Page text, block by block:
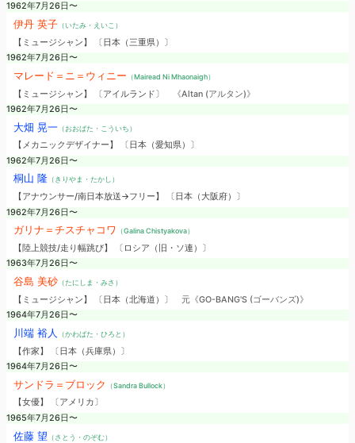
1962年7月26日〜
伊丹 英子（いたみ・えいこ）
【ミュージシャン】 〔日本（三重県）〕
1962年7月26日〜
マレード＝ニ＝ウィニー （Mairead Ni Mhaonaigh）
【ミュージシャン】 〔アイルランド〕
《Altan (アルタン)》
1962年7月26日〜
大畑 晃一（おおばた・こういち）
【メカニックデザイナー】 〔日本（愛知県）〕
1962年7月26日〜
桐山 隆（きりやま・たかし）
【アナウンサー/南日本放送→フリー】 〔日本（大阪府）〕
1962年7月26日〜
ガリナ＝チスチャコワ （Galina Chistyakova）
【陸上競技/走り幅跳び】 〔ロシア（旧・ソ連）〕
1963年7月26日〜
谷島 美砂（たにしま・みさ）
【ミュージシャン】 〔日本（北海道）〕 元《GO-BANG'S (ゴーバンズ)》
1964年7月26日〜
川端 裕人 （かわばた・ひろと）
【作家】 〔日本（兵庫県）〕
1964年7月26日〜
サンドラ＝ブロック （Sandra Bullock）
【女優】 〔アメリカ〕
1965年7月26日〜
佐藤 望 （さとう・のぞむ）